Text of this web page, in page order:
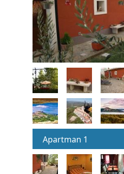
Webkamery
Seznamte se s Chorvatskem
Muzea
Apartman 1